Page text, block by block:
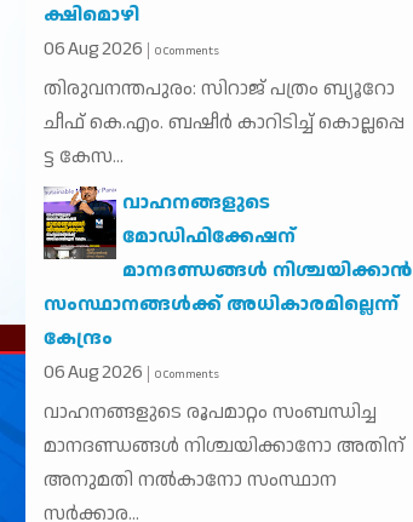
ക്ഷി​മൊ​ഴി
06Aug2026 0 Comments
തി​രു​വ​ന​ന്ത​പു​രം: സി​റാ​ജ് പ​ത്രം ബ്യൂ​റോ
ചീ​ഫ് കെ.​എം. ബ​ഷീ​ർ കാ​റി​ടി​ച്ച് കൊ​ല്ല​പ്പെ​
ട്ട കേ​സ...
വാഹനങ്ങളുടെ
മോഡിഫിക്കേഷന്
മാനദണ്ഡങ്ങള്‍ നിശ്ചയിക്കാന്‍
സംസ്ഥാനങ്ങള്‍ക്ക് അധികാരമില്ലെന്ന്
കേന്ദ്രം
06Aug2026 0 Comments
വാഹനങ്ങളുടെ രൂപമാറ്റം സംബന്ധിച്ച
മാനദണ്ഡങ്ങള്‍ നിശ്ചയിക്കാനോ അതിന്
അനുമതി നല്‍കാനോ സംസ്ഥാന
സര്‍ക്കാര...